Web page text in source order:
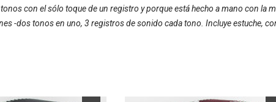
con el sólo toque de un registro y porque está hecho a mano con la
-dos tonos en uno, 3 registros de sonido cada tono. Incluye estuche,